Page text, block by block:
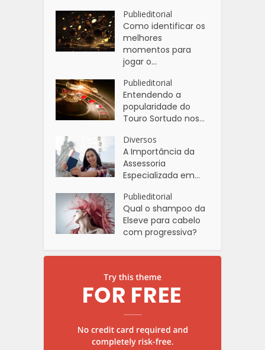
Publieditorial
Como identificar os
melhores
momentos para
jogar o...
Publieditorial
Entendendo a
popularidade do
Touro Sortudo nos...
Diversos
A Importância da
Assessoria
Especializada em...
Publieditorial
Qual o shampoo da
Elseve para cabelo
com progressiva?